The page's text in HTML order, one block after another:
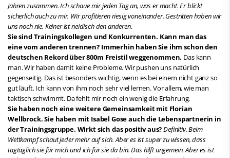
Jahren zusammen. Ich schaue mir jeden Tag an, was er macht. Er blickt
sicherlich auch zu mir. Wir profitieren riesig voneinander. Gestritten haben wir
uns noch nie. Keiner ist neidisch den anderen.
Sie sind Trainingskollegen und Konkurrenten. Kann man das
eine vom anderen trennen? Immerhin haben Sie ihm schon den
deutschen Rekord über 800m Freistil weggenommen. Das kann
man. Wir haben damit keine Probleme. Wir pushen uns natürlich
gegenseitig. Das ist besonders wichtig, wenn es bei einem nicht ganz so
gut läuft. Ich kann von ihm noch sehr viel lernen. Vor allem, wie man
taktisch schwimmt. Da fehlt mir noch ein wenig die Erfahrung.
Sie haben noch eine weitere Gemeinsamkeit mit Florian
Wellbrock. Sie haben mit Isabel Gose auch die Lebenspartnerin in
der Trainingsgruppe. Wirkt sich das positiv aus?Definitiv. Beim
Wettkampf schaut jeder mehr auf sich. Aber es ist super zu wissen, dass
tagtäglich sie für mich und ich für sie da bin. Das hilft ungemein. Aber es ist